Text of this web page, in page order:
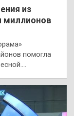
из
миллионов
помогла